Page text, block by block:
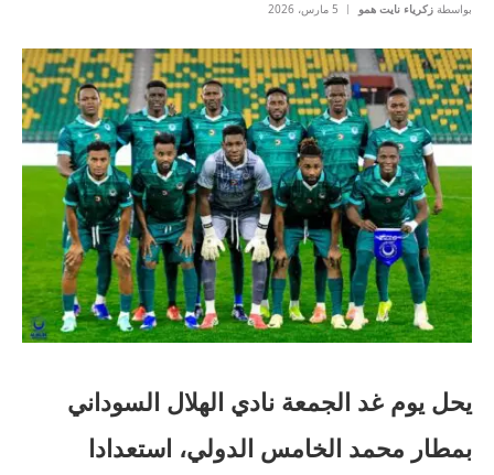
بواسطة زكرياء نايت همو 5 مارس، 2026
يحل يوم غد الجمعة نادي الهلال السوداني
بمطار محمد الخامس الدولي، استعدادا